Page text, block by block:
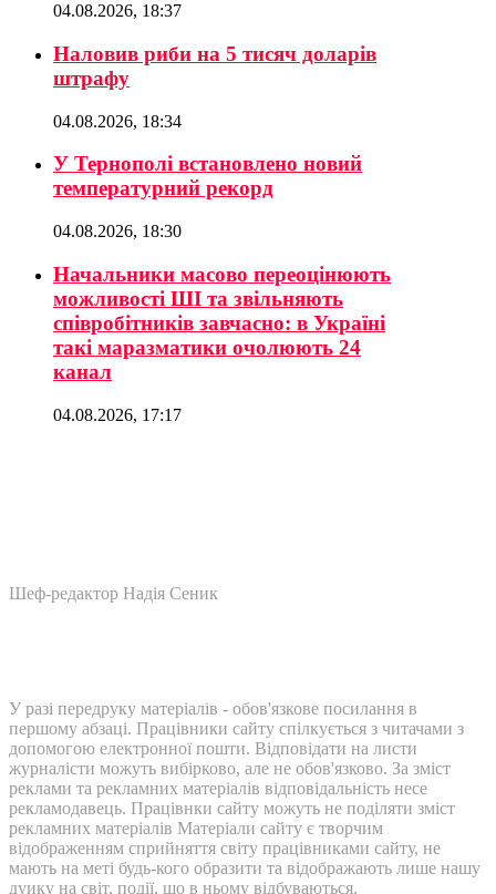
04.08.2026, 18:37
Наловив риби на 5 тисяч доларів
штрафу
04.08.2026, 18:34
У Тернополі встановлено новий
температурний рекорд
04.08.2026, 18:30
Начальники масово переоцінюють
можливості ШІ та звільняють
співробітників завчасно: в Україні
такі маразматики очолюють 24
канал
04.08.2026, 17:17
Шеф-редактор Надія Сеник
У разі передруку матеріалів - обов'язкове посилання в
першому абзаці. Працівники сайту спілкується з читачами з
допомогою електронної пошти. Відповідати на листи
журналісти можуть вибірково, але не обов'язково. За зміст
реклами та рекламних матеріалів відповідальність несе
рекламодавець. Працівнки сайту можуть не поділяти зміст
рекламних матеріалів Матеріали сайту є творчим
відображенням сприйняття світу працівниками сайту, не
мають на меті будь-кого образити та відображають лише нашу
дуику на світ, події, що в ньому відбуваються.